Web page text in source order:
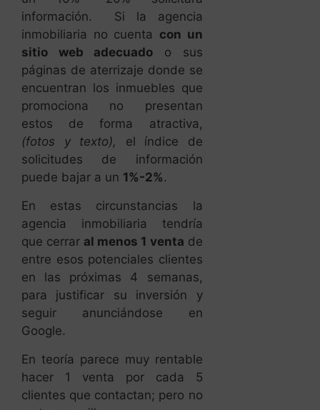
encuentran los inmuebles que
promociona no presentan
estos de forma atractiva,
(fotos y texto), el índice de
solicitudes de información
puede bajar a un
En estas circunstancias la
agencia inmobiliaria tendría
que cerrar
al menos 1 ventade
entre esos potenciales clientes
en las próximas 4 semanas,
para justificar su inversión y
seguir anunciándose en
Google.
En teoría parece muy rentable
hacer 1 venta por cada 5
clientes que contactan; pero no
es tan sencillo.
Aquí la aritmética no funciona
así. Que soliciten información
5-10 clientes,no significa que